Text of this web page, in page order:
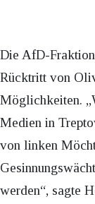
Die AfD-
Rücktritt von
Möglichkeiten.
Medien in
von linken
werden“, sagte